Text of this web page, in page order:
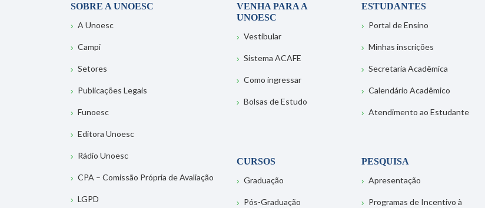
SOBRE A UNOESC
A Unoesc
Campi
Setores
Publicações Legais
Funoesc
Editora Unoesc
Rádio Unoesc
CPA – Comissão Própria de Avaliação
LGPD
VENHA PARA A
UNOESC
Vestibular
Sistema ACAFE
Como ingressar
Bolsas de Estudo
ESTUDANTES
Portal de Ensino
Minhas inscrições
Secretaria Acadêmica
Calendário Acadêmico
Atendimento ao Estudante
CURSOS
Graduação
Pós-Graduação
PESQUISA
Apresentação
Programas de Incentivo à